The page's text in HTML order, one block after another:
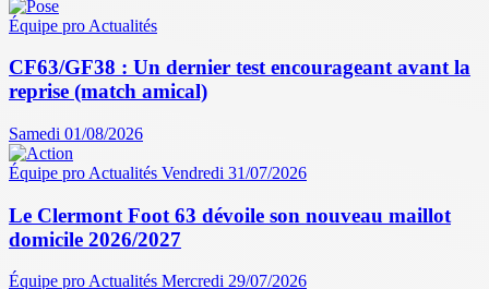
Équipe pro Actualités
CF63/GF38 : Un dernier test encourageant avant la
reprise (match amical)
Samedi 01/08/2026
Équipe pro Actualités Vendredi 31/07/2026
Le Clermont Foot 63 dévoile son nouveau maillot
domicile 2026/2027
Équipe proActualités Mercredi 29/07/2026